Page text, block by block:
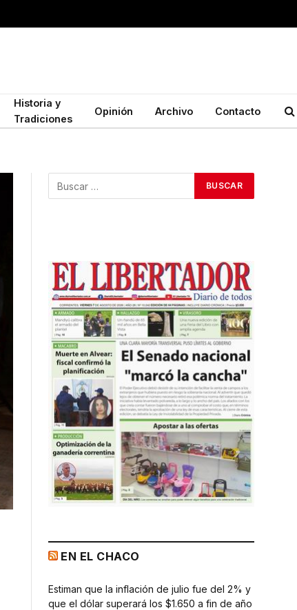
Historia y
Tradiciones
Opinión Archivo Contacto
EN EL CHACO
Estiman que la inflación de julio fue del 2% y
que el dólar superará los $1.650 a fin de año